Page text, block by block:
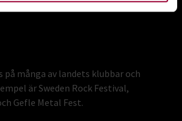
startsida
på många av landets klubbar och
är Sweden Rock Festival,
Gefle Metal Fest.